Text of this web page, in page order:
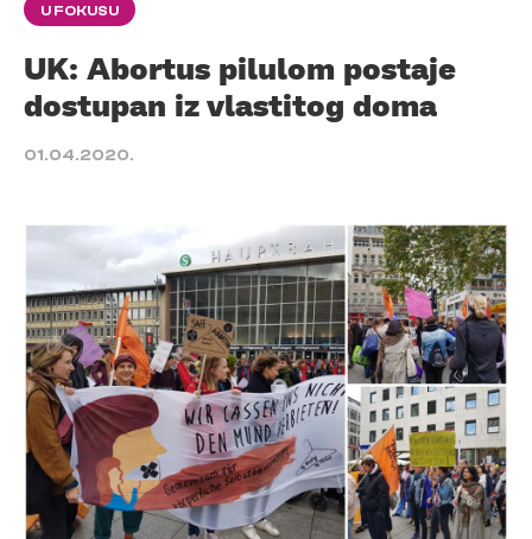
U FOKUSU
UK: Abortus pilulom postaje
dostupan iz vlastitog doma
01.04.2020.